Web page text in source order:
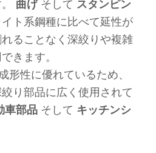
曲げそして スタンピン
ト系鋼種に比べて延性が
ることなく深絞りや複雑
きます。
形性に優れているため、
り部品に広く使用されて
車部品 そして キッチンシ